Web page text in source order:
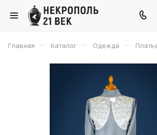
Главная – Каталог – Одежда –